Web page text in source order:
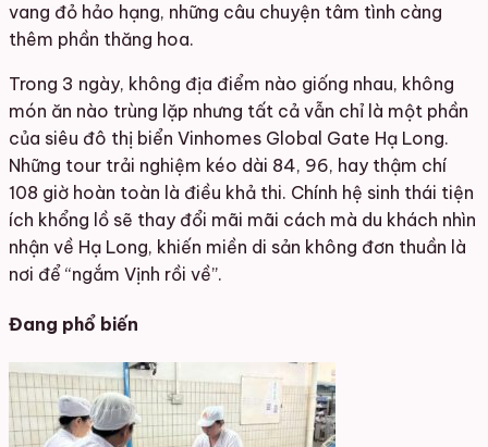
vang đỏ hảo hạng, những câu chuyện tâm tình càng
thêm phần thăng hoa.
Trong 3 ngày, không địa điểm nào giống nhau, không
món ăn nào trùng lặp nhưng tất cả vẫn chỉ là một phần
của siêu đô thị biển Vinhomes Global Gate Hạ Long.
Những tour trải nghiệm kéo dài 84, 96, hay thậm chí
108 giờ hoàn toàn là điều khả thi. Chính hệ sinh thái tiện
ích khổng lồ sẽ thay đổi mãi mãi cách mà du khách nhìn
nhận về Hạ Long, khiến miền di sản không đơn thuần là
nơi để “ngắm Vịnh rồi về”.
Đang phổ biến